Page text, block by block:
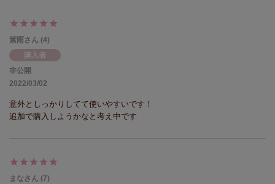
紫雨
4
購入者
非公開
2022/03/02
意外としっかりしてて使いやすいです！
追加で購入しようかなと考え中です
まな
7